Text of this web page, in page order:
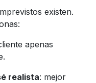
existen.
apenas
realista: mejor